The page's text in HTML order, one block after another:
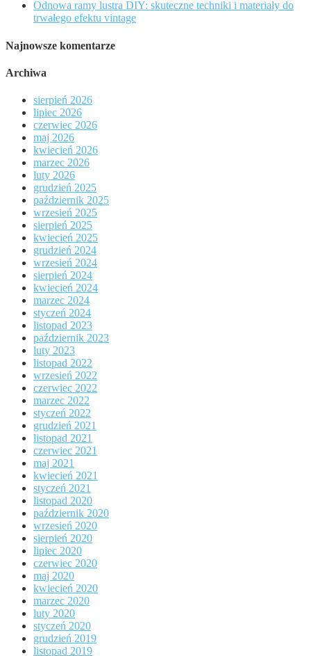
Odnowa ramy lustra DIY: skuteczne techniki i materiały do
trwałego efektu vintage
Najnowsze komentarze
Archiwa
sierpień 2026
lipiec 2026
czerwiec 2026
maj 2026
kwiecień 2026
marzec 2026
luty 2026
grudzień 2025
październik 2025
wrzesień 2025
sierpień 2025
kwiecień 2025
grudzień 2024
wrzesień 2024
sierpień 2024
kwiecień 2024
marzec 2024
styczeń 2024
listopad 2023
październik 2023
luty 2023
listopad 2022
wrzesień 2022
czerwiec 2022
marzec 2022
styczeń 2022
grudzień 2021
listopad 2021
czerwiec 2021
maj 2021
kwiecień 2021
styczeń 2021
listopad 2020
październik 2020
wrzesień 2020
sierpień 2020
lipiec 2020
czerwiec 2020
maj 2020
kwiecień 2020
marzec 2020
luty 2020
styczeń 2020
grudzień 2019
listopad 2019